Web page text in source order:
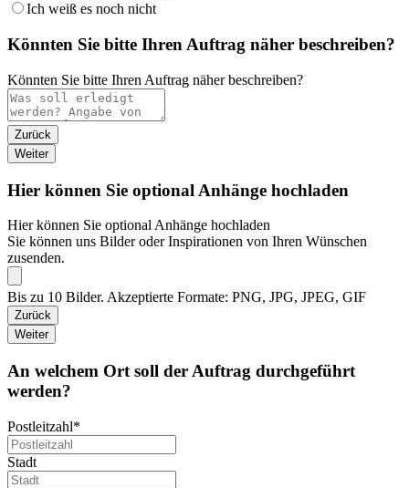
Ich weiß es noch nicht
Könnten Sie bitte Ihren Auftrag näher beschreiben?
Könnten Sie bitte Ihren Auftrag näher beschreiben?
Zurück
Weiter
Hier können Sie optional Anhänge hochladen
Hier können Sie optional Anhänge hochladen
Sie können uns Bilder oder Inspirationen von Ihren Wünschen
zusenden.
Bis zu 10 Bilder. Akzeptierte Formate: PNG, JPG, JPEG, GIF
Zurück
Weiter
An welchem Ort soll der Auftrag durchgeführt
werden?
Postleitzahl*
Stadt